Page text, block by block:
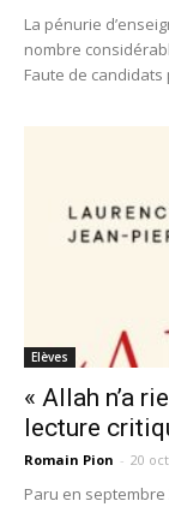
La pénurie
nombre
Faute de
Elèves
« Allah n’a
lecture
Romain Pion - 20
Paru en septembre